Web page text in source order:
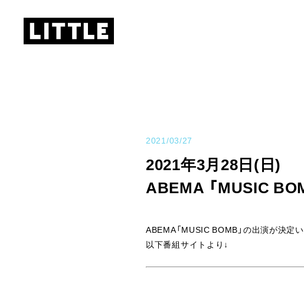
2021/03/27
2021年3月28日(日)
ABEMA 「MUSIC
ABEMA「MUSIC BOMB」の出演が決定い
以下番組サイトより↓